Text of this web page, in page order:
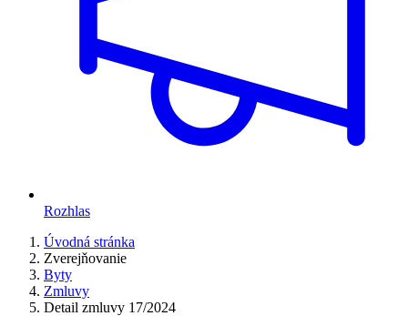
Rozhlas
Úvodná stránka
Zverejňovanie
Byty
Zmluvy
Detail zmluvy 17/2024